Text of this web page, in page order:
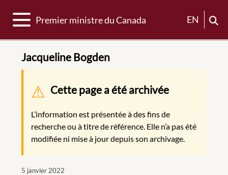
Basculer la navigation
Premier ministre du Canada EN
Jacqueline Bogden
Message d'avertissement
Cette page a été archivée
L’information est présentée à des fins de
recherche ou à titre de référence. Elle n’a pas été
modifiée ni mise à jour depuis son archivage.
5 janvier 2022